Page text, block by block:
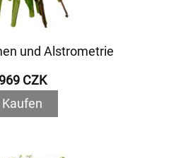
und Alstrometrie
969 CZK
Kaufen